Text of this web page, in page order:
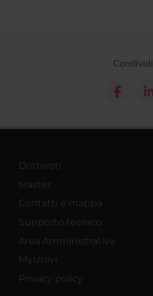
Condividi
Dottorati
Master
Contatti e mappa
Supporto tecnico
Area Amministrativa
MyUnivr
Privacy policy